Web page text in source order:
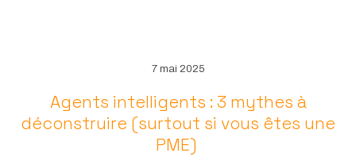
7 mai 2025
Agents intelligents : 3 mythes à
déconstruire (surtout si vous êtes une
PME)